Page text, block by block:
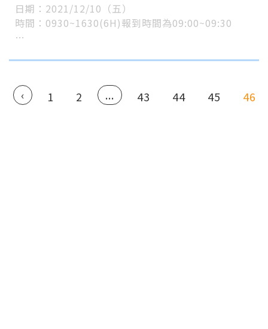
日期：2021/12/10（五）
​​時間：0930~1630(6H)報到時間為09:00~09:30
…
‹ 1 2 ... 43 44 45 46